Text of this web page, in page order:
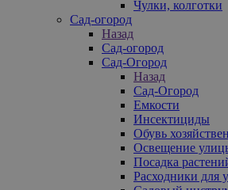
Чулки, колготки
Сад-огород
Назад
Сад-огород
Сад-Огород
Назад
Сад-Огород
Емкости
Инсектициды
Обувь
Освещение
Посадка
Расходники для